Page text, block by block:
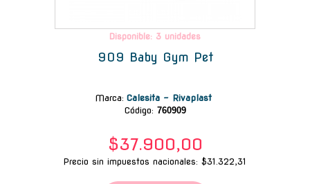
Disponible: 3 unidades
909 Baby Gym Pet
Marca: Calesita - Rivaplast
Código: 760909
$37.900,00
Precio sin impuestos nacionales: $31.322,31